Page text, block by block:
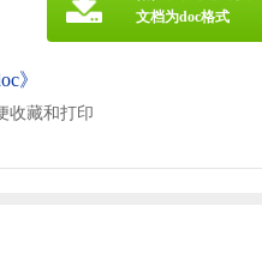
》
收藏和打印
文档为doc格式